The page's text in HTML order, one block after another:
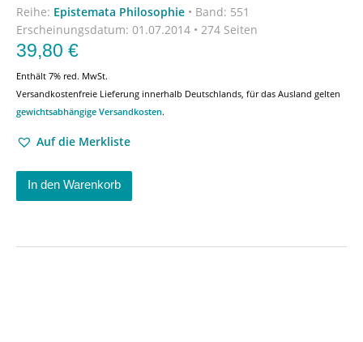
Reihe: Epistemata Philosophie • Band: 551
Erscheinungsdatum: 01.07.2014 • 274 Seiten
39,80 €
Enthält 7% red. MwSt.
Versandkostenfreie Lieferung innerhalb Deutschlands, für das Ausland gelten
gewichtsabhängige Versandkosten.
Auf die Merkliste
In den Warenkorb